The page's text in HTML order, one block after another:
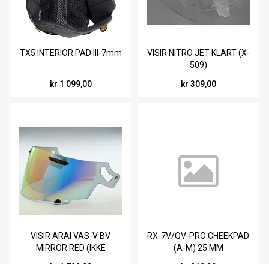
TX5 INTERIOR PAD III-7mm
kr 1 099,00
VISIR NITRO JET KLART (X-
509)
kr 309,00
VISIR ARAI VAS-V BV
MIRROR RED (IKKE
RX-7V/QV-PRO CHEEKPAD
(A-M) 25 MM